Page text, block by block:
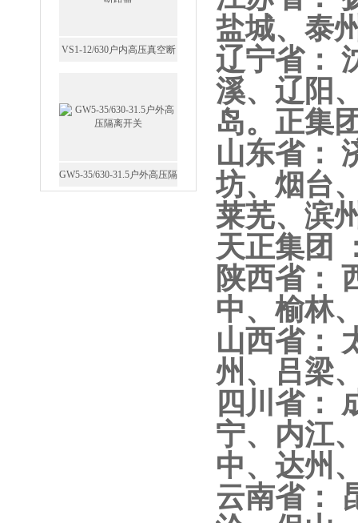
盐城、泰
辽宁省：
溪、辽阳
岛。正集
山东省：
坊、烟台
莱芜、滨
天正集团
陕西省：
中、榆林
山西省：
州、吕梁
四川省：
宁、内江
中、达州
云南省：